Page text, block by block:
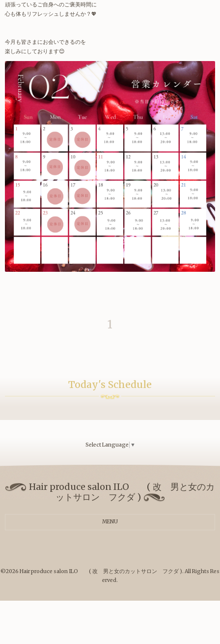
頑張っているご自身へのご褒美時間に
心も体もリフレッシュしませんか？ 💖
今月も皆さまにお会いできるのを
楽しみにしております😊
1
Today's Schedule
Select Language ▼
Hair produce salon ILO ( 改 男と女のカ
ットサロン フクダ )
MENU
©2026 Hair produce salon ILO ( 改 男と女のカットサロン フクダ ). All Rights Res
erved.